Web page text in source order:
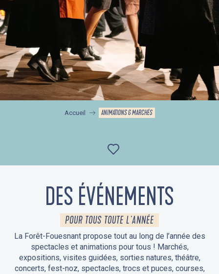
Accueil ANIMATIONS & MARCHÉS
Ajouter aux
DES ÉVÉNEMENTS
POUR TOUS TOUTE L'ANNÉE
La Forêt-Fouesnant propose tout au long de l’année des
spectacles et animations pour tous ! Marchés,
expositions, visites guidées, sorties natures, théâtre,
concerts, fest-noz, spectacles, trocs et puces, courses,